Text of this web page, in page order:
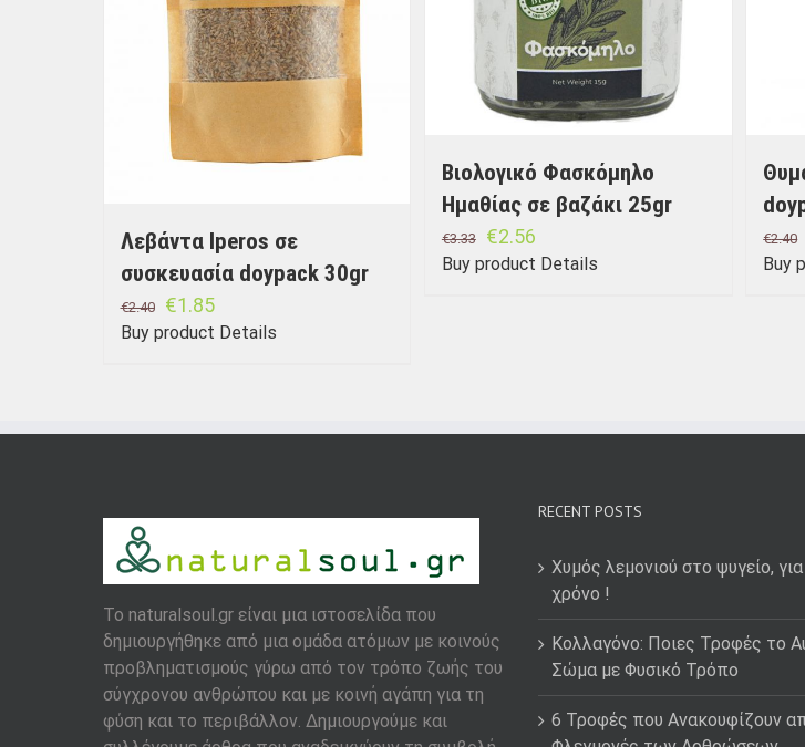
Λεβάντα Iperos σε
συσκευασία doypack 30gr
€2.40 €1.85
Buy product Details
Βιολογικό Φασκόμηλο
Ημαθίας σε βαζάκι 25gr
€3.33 €2.56
Buy product Details
€2.40
Buy
To naturalsoul.gr είναι μια ιστοσελίδα που
δημιουργήθηκε από μια ομάδα ατόμων με κοινούς
προβληματισμούς γύρω από τον τρόπο ζωής του
σύγχρονου ανθρώπου και με κοινή αγάπη για τη
φύση και το περιβάλλον. Δημιουργούμε και
RECENT POSTS
Χυμός λεμονιού στο ψυγείο,
χρόνο !
Κολλαγόνο: Ποιες Τροφές το
Σώμα με Φυσικό Τρόπο
6 Τροφές που Ανακουφίζουν